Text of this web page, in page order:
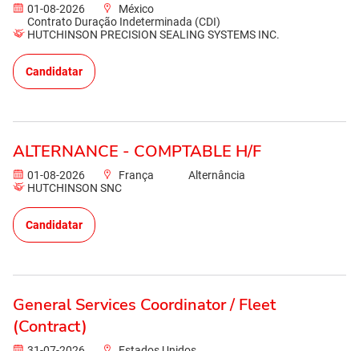
01-08-2026
México
Contrato Duração Indeterminada (CDI)
HUTCHINSON PRECISION SEALING SYSTEMS INC.
Candidatar
ALTERNANCE - COMPTABLE H/F
01-08-2026 França
Alternância
HUTCHINSON SNC
Candidatar
General Services Coordinator / Fleet
(Contract)